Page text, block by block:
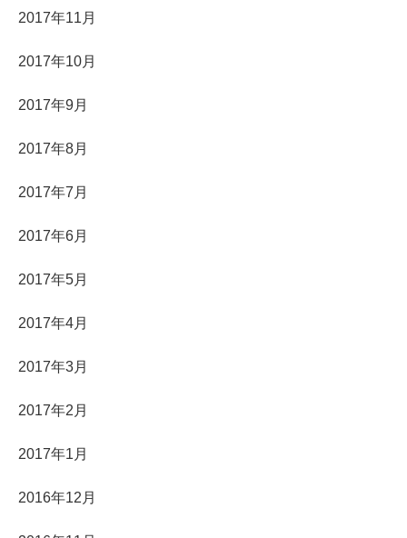
2017年11月
2017年10月
2017年9月
2017年8月
2017年7月
2017年6月
2017年5月
2017年4月
2017年3月
2017年2月
2017年1月
2016年12月